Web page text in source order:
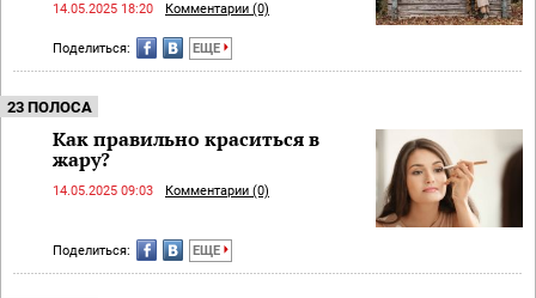
14.05.2025 18:20 Комментарии (0)
Поделиться: ЕЩЕ
23 ПОЛОСА
Как правильно краситься в
жару?
14.05.2025 09:03 Комментарии (0)
Поделиться: ЕЩЕ